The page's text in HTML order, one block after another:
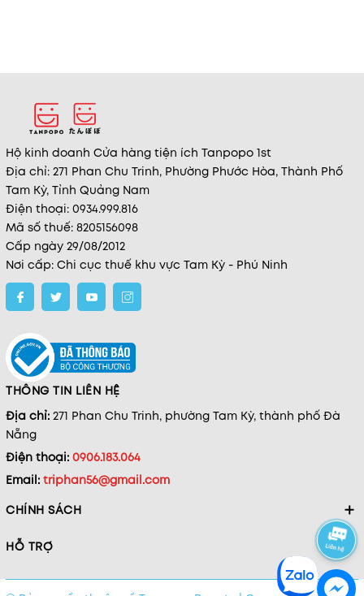
Hộ kinh doanh Cửa hàng tiện ích Tanpopo 1st
Địa chỉ: 271 Phan Chu Trinh, Phường Phước Hòa, Thành Phố
Tam Kỳ, Tỉnh Quảng Nam
Điện thoại: 0934.999.816
Mã số thuế: 8205156098
Cấp ngày 29/08/2012
Nơi cấp: Chi cục thuế khu vực Tam Kỳ - Phú Ninh
THÔNG TIN LIÊN HỆ
Địa chỉ: 271 Phan Chu Trinh, phường Tam Kỳ, thành phố Đà
Nẵng
Điện thoại: 0906.183.064
Email: triphan56@gmail.com
CHÍNH SÁCH
HỖ TRỢ
Đã đặt Combo Nước Tẩy